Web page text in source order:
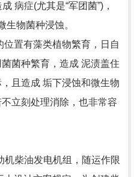
病症(尤其是“军团菌”)，
生物菌种浸蚀。
置有藻类植物繁育，日自
菌种繁育，造成 泥渍盖住
且造成 垢下浸蚀和微生物
立刻处理消除，也非常容
柴油发电机组，随运作限